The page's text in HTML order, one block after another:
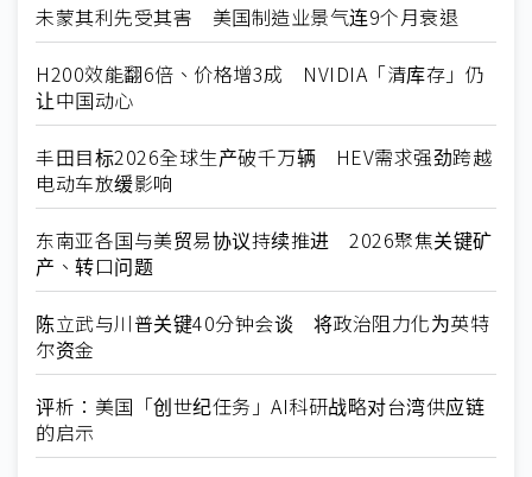
未蒙其利先受其害 美国制造业景气连9个月衰退
H200效能翻6倍、价格增3成 NVIDIA「清库存」仍
让中国动心
丰田目标2026全球生产破千万辆 HEV需求强劲跨越
电动车放缓影响
东南亚各国与美贸易协议持续推进 2026聚焦关键矿
产、转口问题
陈立武与川普关键40分钟会谈 将政治阻力化为英特
尔资金
评析：美国「创世纪任务」AI科研战略对台湾供应链
的启示